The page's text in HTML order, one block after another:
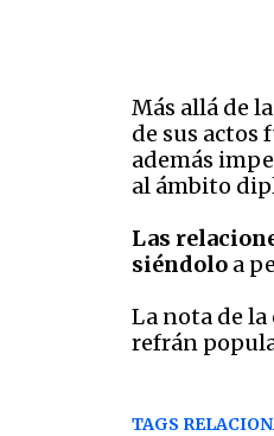
Más allá de
de sus actos
además
al ámbito
Las
siéndolo a
La nota de
refrán
TAGS